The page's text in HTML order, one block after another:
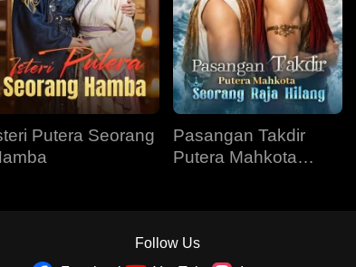
Putera Seorang
Pasangan Takdir
Putera Mahkota
Follow Us